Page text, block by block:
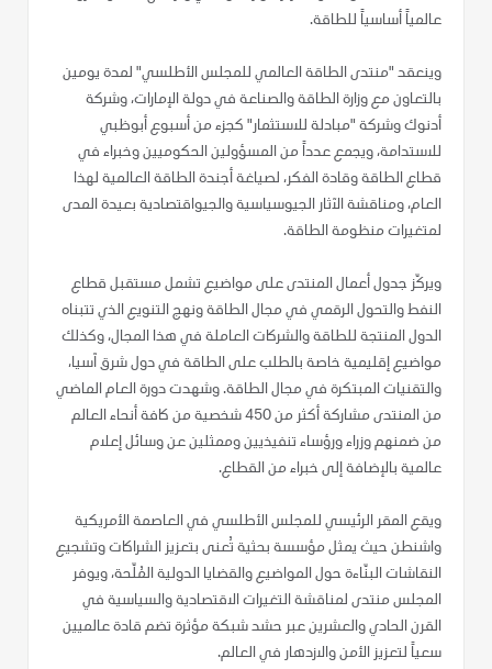
عالمياً أساسياً للطاقة.
وينعقد "منتدى الطاقة العالمي للمجلس الأطلسي" لمدة يومين
بالتعاون مع وزارة الطاقة والصناعة في دولة الإمارات، وشركة
أدنوك وشركة "مبادلة للاستثمار" كجزء من أسبوع أبوظبي
للاستدامة، ويجمع عدداً من المسؤولين الحكوميين وخبراء في
قطاع الطاقة وقادة الفكر، لصياغة أجندة الطاقة العالمية لهذا
العام، ومناقشة الآثار الجيوسياسية والجيواقتصادية بعيدة المدى
لمتغيرات منظومة الطاقة.
ويركّز جدول أعمال المنتدى على مواضيع تشمل مستقبل قطاع
النفط والتحول الرقمي في مجال الطاقة ونهج التنويع الذي تتبناه
الدول المنتجة للطاقة والشركات العاملة في هذا المجال، وكذلك
مواضيع إقليمية خاصة بالطلب على الطاقة في دول شرق آسيا،
والتقنيات المبتكرة في مجال الطاقة. وشهدت دورة العام الماضي
من المنتدى مشاركة أكثر من 450 شخصية من كافة أنحاء العالم
من ضمنهم وزراء ورؤساء تنفيذيين وممثلين عن وسائل إعلام
عالمية بالإضافة إلى خبراء من القطاع.
ويقع المقر الرئيسي للمجلس الأطلسي في العاصمة الأمريكية
واشنطن حيث يمثل مؤسسة بحثية تُعنى بتعزيز الشراكات وتشجيع
النقاشات البنّاءة حول المواضيع والقضايا الدولية المُلّحة، ويوفر
المجلس منتدى لمناقشة التغيرات الاقتصادية والسياسية في
القرن الحادي والعشرين عبر حشد شبكة مؤثرة تضم قادة عالميين
سعياً لتعزيز الأمن والازدهار في العالم.